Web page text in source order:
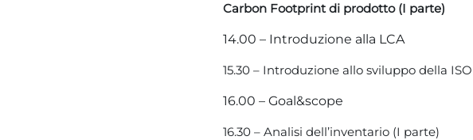
Carbon Footprint di prodotto (I parte)
14.00 – Introduzione alla LCA
15.30 – Introduzione allo sviluppo della ISO
16.00 – Goal&scope
16.30 – Analisi dell’inventario (I parte)